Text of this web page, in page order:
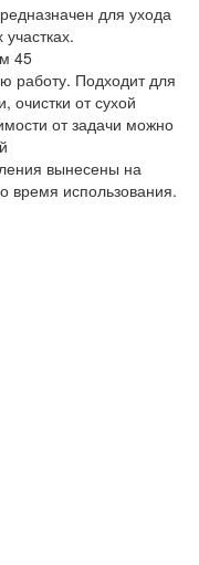
для ухода
45
работу. Подходит для
очистки от сухой
от задачи можно
вынесены на
время использования.